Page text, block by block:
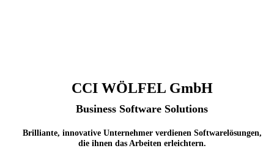
CCI WÖLFEL GmbH
Business Software Solutions
Brilliante, innovative Unternehmer verdienen Softwarelösungen,
die ihnen das Arbeiten erleichtern.